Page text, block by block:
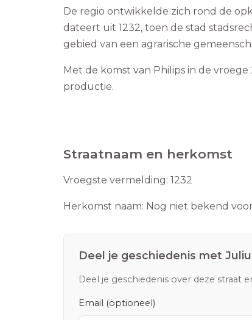
De regio ontwikkelde zich rond de
dateert uit 1232, toen de stad
gebied van een agrarische
Met de komst van Philips in de
productie.
Straatnaam en herkomst
Vroegste vermelding: 1232
Herkomst naam: Nog niet bekend
Deel je geschiedenis met
Deel je geschiedenis over deze straat
Email (optioneel)